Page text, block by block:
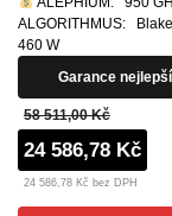
ALGORITHMUS:
460 W
Garance
58 511,00 Kč
24 586,78 Kč
24 586,78 Kč bez DPH